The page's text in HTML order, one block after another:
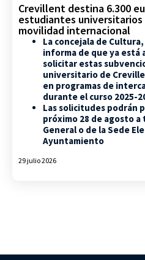
Crevillent destina 6.300
estudiantes universitarios
movilidad internacional
La concejala de
informa de que ya está
solicitar estas
universitario de
en programas de
durante el curso 2025-
Las solicitudes podrán
próximo 28 de agosto
General o de la Sede
Ayuntamiento
29 julio 2026